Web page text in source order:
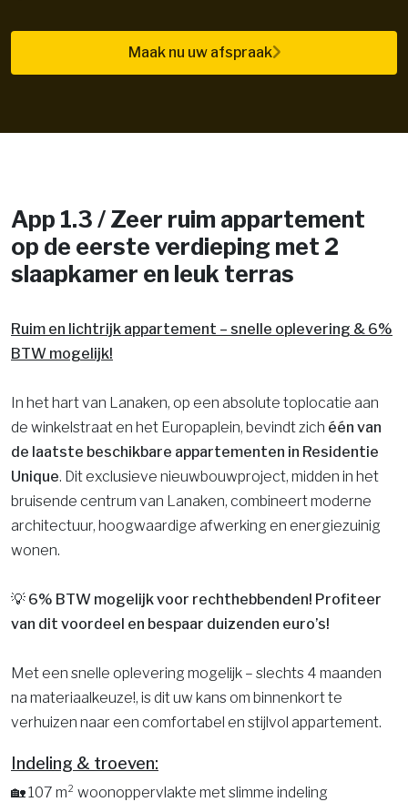
Maak nu uw afspraak
App 1.3 / Zeer ruim appartement
op de eerste verdieping met 2
slaapkamer en leuk terras
Ruim en lichtrijk appartement – snelle oplevering & 6%
BTW mogelijk!
In het hart van Lanaken, op een absolute toplocatie aan
de winkelstraat en het Europaplein, bevindt zich één van
de laatste beschikbare appartementen in Residentie
Unique. Dit exclusieve nieuwbouwproject, midden in het
bruisende centrum van Lanaken, combineert moderne
architectuur, hoogwaardige afwerking en energiezuinig
wonen.
💡 6% BTW mogelijk voor rechthebbenden! Profiteer
van dit voordeel en bespaar duizenden euro’s!
Met een snelle oplevering mogelijk – slechts 4 maanden
na materiaalkeuze!, is dit uw kans om binnenkort te
verhuizen naar een comfortabel en stijlvol appartement.
Indeling & troeven:
🏡 107 m² woonoppervlakte met slimme indeling